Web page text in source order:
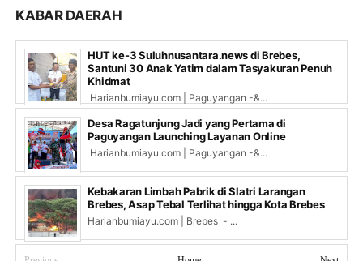
KABAR DAERAH
HUT ke-3 Suluhnusantara.news di Brebes,
Santuni 30 Anak Yatim dalam Tasyakuran Penuh
Khidmat
Harianbumiayu.com | Paguyangan -&...
Desa Ragatunjung Jadi yang Pertama di
Paguyangan Launching Layanan Online
Harianbumiayu.com | Paguyangan -&...
Kebakaran Limbah Pabrik di Slatri Larangan
Brebes, Asap Tebal Terlihat hingga Kota Brebes
Harianbumiayu.com | Brebes - ...